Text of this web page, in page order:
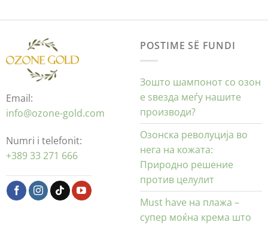
Email:
info@ozone-gold.com
Numri i telefonit:
+389 33 271 666
POSTIME SË FUNDI
Зошто шампонот со озон
е ѕвезда меѓу нашите
производи?
Озонска револуција во
нега на кожата:
Природно решение
против целулит
Must have на плажа –
супер моќна крема што